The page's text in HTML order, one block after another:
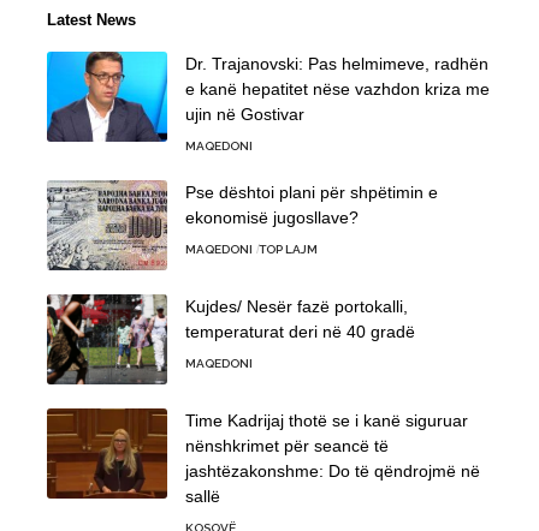
Latest News
Dr. Trajanovski: Pas helmimeve, radhën
e kanë hepatitet nëse vazhdon kriza me
ujin në Gostivar
MAQEDONI
Pse dështoi plani për shpëtimin e
ekonomisë jugosllave?
MAQEDONI TOP LAJM
Kujdes/ Nesër fazë portokalli,
temperaturat deri në 40 gradë
MAQEDONI
Time Kadrijaj thotë se i kanë siguruar
nënshkrimet për seancë të
jashtëzakonshme: Do të qëndrojmë në
sallë